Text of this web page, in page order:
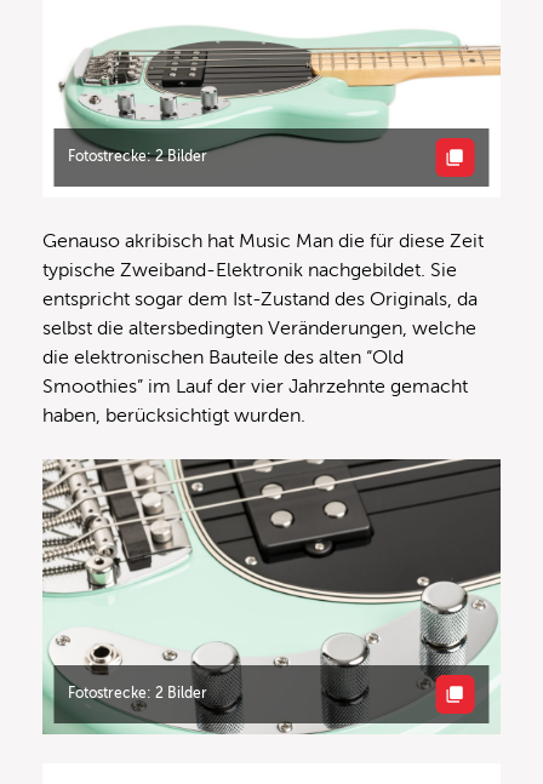
Fotostrecke: 2 Bilder
Genauso akribisch hat Music Man die für diese Zeit
typische Zweiband-Elektronik nachgebildet. Sie
entspricht sogar dem Ist-Zustand des Originals, da
selbst die altersbedingten Veränderungen, welche
die elektronischen Bauteile des alten “Old
Smoothies” im Lauf der vier Jahrzehnte gemacht
haben, berücksichtigt wurden.
Fotostrecke: 2 Bilder